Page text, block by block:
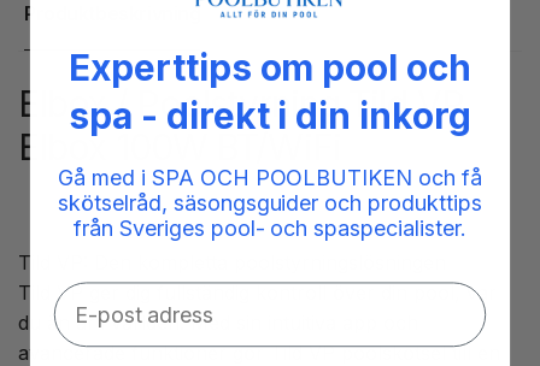
Produktbeskrivning
Elbox / Poolstyrning Tild VP
Elbox 100W BT/WiFi
Tild VP: Den kompletta poolstyrningslösningen
Tild VP ger dig fullständig kontroll över din pool, var
du än är i världen. Med sin intuitiva app och
avancerade funktioner gör Tild VP poolskötsel till en
Experttips om pool och
spa - direkt i din inkorg
Gå med i SPA OCH POOLBUTIKEN och få
skötselråd, säsongsguider och produkttips
från Sveriges pool- och spaspecialister.